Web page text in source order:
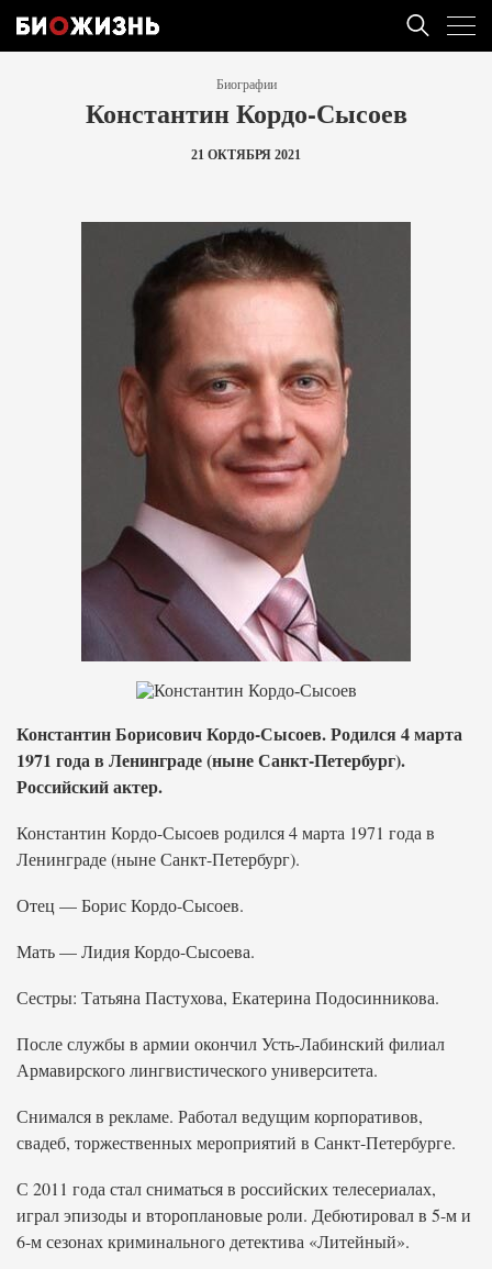
Биографии
Константин Кордо-Сысоев
21 ОКТЯБРЯ 2021
Константин Борисович Кордо-Сысоев. Родился 4 марта
1971 года в Ленинграде (ныне Санкт-Петербург).
Российский актер.
Константин Кордо-Сысоев родился 4 марта 1971 года в
Ленинграде (ныне Санкт-Петербург).
Отец — Борис Кордо-Сысоев.
Мать — Лидия Кордо-Сысоева.
Сестры: Татьяна Пастухова, Екатерина Подосинникова.
После службы в армии окончил Усть-Лабинский филиал
Армавирского лингвистического университета.
Снимался в рекламе. Работал ведущим корпоративов,
свадеб, торжественных мероприятий в Санкт-Петербурге.
С 2011 года стал сниматься в российских телесериалах,
играл эпизоды и второплановые роли. Дебютировал в 5-м и
6-м сезонах криминального детектива «Литейный».